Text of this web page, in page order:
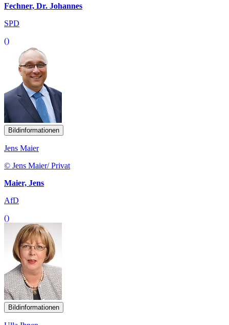
Fechner, Dr. Johannes
SPD
()
Bildinformationen
Jens Maier
© Jens Maier/ Privat
Maier, Jens
AfD
()
Bildinformationen